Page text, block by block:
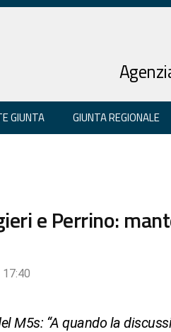
GIUNTA GIUNTA REGIONALE
e Perrino:
17:40
M5s: “A quando la